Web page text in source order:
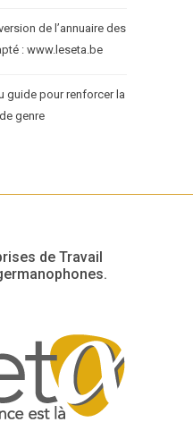
de l’annuaire des
: www.leseta.be
guide pour renforcer la
genre
de Travail